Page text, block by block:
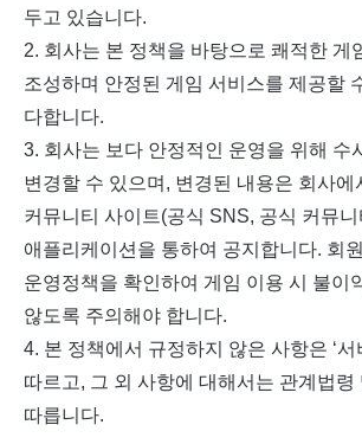
두고 있습니다.
2. 회사는 본 정책을 바탕으로 쾌적한 게
조성하며 안정된 게임 서비스를 제공할
다합니다.
3. 회사는 보다 안정적인 운영을 위해 수
변경할 수 있으며 , 변경된 내용은 회사에
커뮤니티 사이트(공식 SNS, 공식 커뮤니
애플리케이션을 통하여 공지합니다. 회
운영정책을 확인하여 게임 이용 시 불이
않도록 주의해야 합니다.
4. 본 정책에서 규정하지 않은 사항은 ‘서
따르고, 그 외 사항에 대해서는 관계법령
따릅니다.